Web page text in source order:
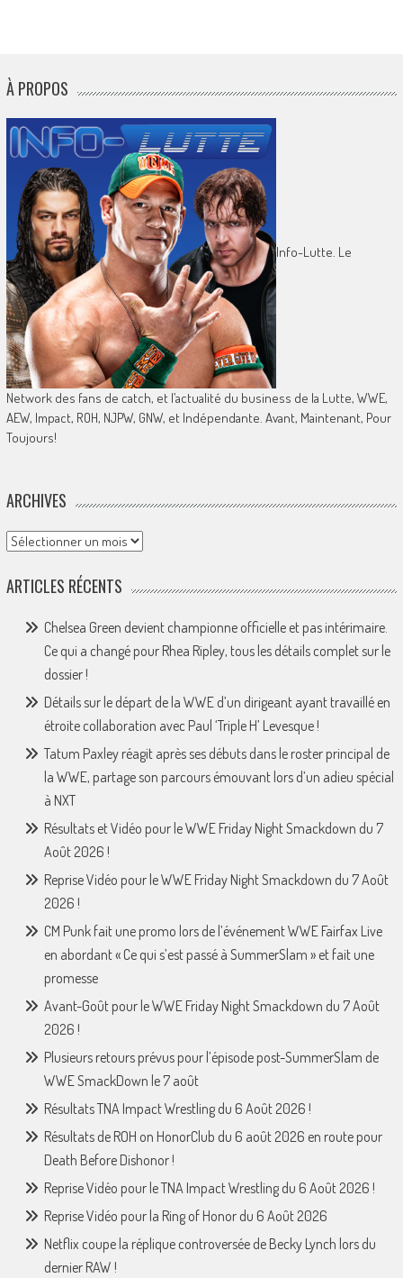
À PROPOS
Info-Lutte. Le
Network des fans de catch, et l’actualité du business de la Lutte, WWE,
AEW, Impact, ROH, NJPW, GNW, et Indépendante. Avant, Maintenant, Pour
Toujours!
ARCHIVES
Archives
ARTICLES RÉCENTS
Chelsea Green devient championne officielle et pas intérimaire.
Ce qui a changé pour Rhea Ripley, tous les détails complet sur le
dossier !
Détails sur le départ de la WWE d’un dirigeant ayant travaillé en
étroite collaboration avec Paul ‘Triple H’ Levesque !
Tatum Paxley réagit après ses débuts dans le roster principal de
la WWE, partage son parcours émouvant lors d’un adieu spécial
à NXT
Résultats et Vidéo pour le WWE Friday Night Smackdown du 7
Août 2026 !
Reprise Vidéo pour le WWE Friday Night Smackdown du 7 Août
2026 !
CM Punk fait une promo lors de l’événement WWE Fairfax Live
en abordant « Ce qui s’est passé à SummerSlam » et fait une
promesse
Avant-Goût pour le WWE Friday Night Smackdown du 7 Août
2026 !
Plusieurs retours prévus pour l’épisode post-SummerSlam de
WWE SmackDown le 7 août
Résultats TNA Impact Wrestling du 6 Août 2026 !
Résultats de ROH on HonorClub du 6 août 2026 en route pour
Death Before Dishonor !
Reprise Vidéo pour le TNA Impact Wrestling du 6 Août 2026 !
Reprise Vidéo pour la Ring of Honor du 6 Août 2026
Netflix coupe la réplique controversée de Becky Lynch lors du
dernier RAW !